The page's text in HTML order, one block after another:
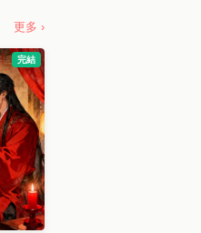
更多 ›
完結